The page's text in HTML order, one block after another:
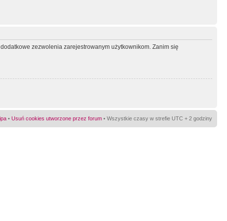
zezwolenia zarejestrowanym użytkownikom. Zanim się
• Usuń cookies utworzone przez forum • Wszystkie czasy w strefie UTC + 2 godziny